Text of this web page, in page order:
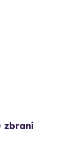
zbraní